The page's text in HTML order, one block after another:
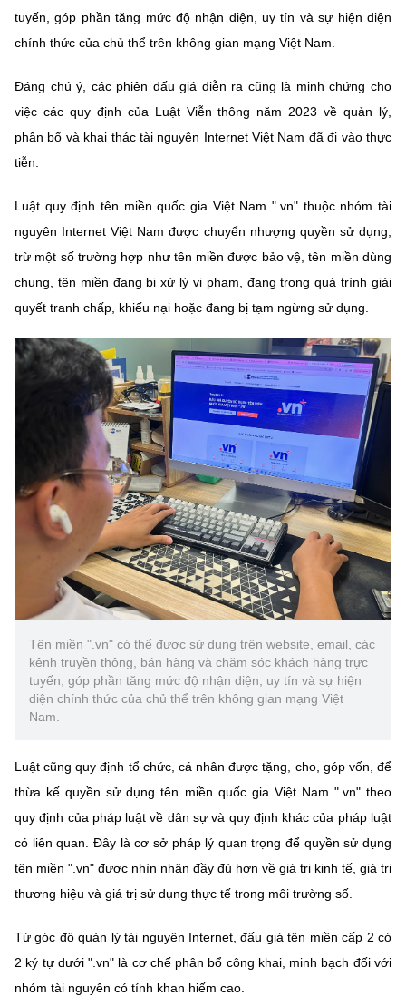
MINISTRY OF SCIENCE AND TECHNOLOGY
Điều khoản sử dụng Theo dõi MST: Góp ý
Chịu trách nhiệm nội dung: Nguyễn Thị Hải Hằng
Liên hệ
Địa chỉ: Ban Biên tập Cổng TTĐT - 18 Nguyễn Du, TP. Hà Nội
Điện thoại: 024 3936 9506
©2026 Bản quyền thuộc Bộ Khoa Học và Công Nghệ
(Ghi rõ nguồn "https://mst.gov.vn" khi phát hành lại thông tin từ
website này)
tuyến, góp phần tăng mức độ nhận diện, uy tín và sự hiện diện
chính thức của chủ thể trên không gian mạng Việt Nam.
Đáng chú ý, các phiên đấu giá diễn ra cũng là minh chứng cho
việc các quy định của Luật Viễn thông năm 2023 về quản lý,
phân bổ và khai thác tài nguyên Internet Việt Nam đã đi vào thực
tiễn.
Luật quy định tên miền quốc gia Việt Nam ".vn" thuộc nhóm tài
nguyên Internet Việt Nam được chuyển nhượng quyền sử dụng,
trừ một số trường hợp như tên miền được bảo vệ, tên miền dùng
chung, tên miền đang bị xử lý vi phạm, đang trong quá trình giải
quyết tranh chấp, khiếu nại hoặc đang bị tạm ngừng sử dụng.
Tên miền ".vn" có thể được sử dụng trên website, email, các
kênh truyền thông, bán hàng và chăm sóc khách hàng trực
tuyến, góp phần tăng mức độ nhận diện, uy tín và sự hiện
diện chính thức của chủ thể trên không gian mạng Việt
Nam.
Luật cũng quy định tổ chức, cá nhân được tặng, cho, góp vốn, để
thừa kế quyền sử dụng tên miền quốc gia Việt Nam ".vn" theo
quy định của pháp luật về dân sự và quy định khác của pháp luật
có liên quan. Đây là cơ sở pháp lý quan trọng để quyền sử dụng
tên miền ".vn" được nhìn nhận đầy đủ hơn về giá trị kinh tế, giá trị
thương hiệu và giá trị sử dụng thực tế trong môi trường số.
Từ góc độ quản lý tài nguyên Internet, đấu giá tên miền cấp 2 có
2 ký tự dưới ".vn" là cơ chế phân bổ công khai, minh bạch đối với
nhóm tài nguyên có tính khan hiếm cao.